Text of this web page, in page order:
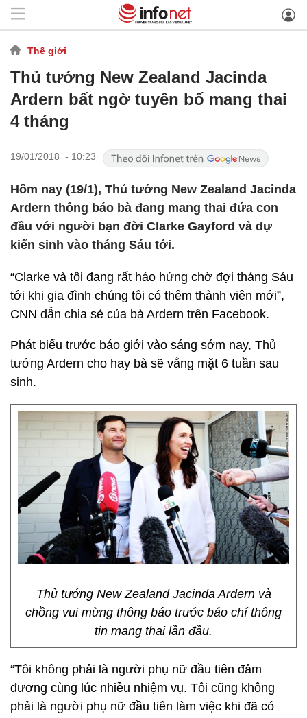
Thế giới
Thủ tướng New Zealand Jacinda
Ardern bất ngờ tuyên bố mang thai
4 tháng
19/01/2018 - 10:23
Hôm nay (19/1), Thủ tướng New Zealand Jacinda
Ardern thông báo bà đang mang thai đứa con
đầu với người bạn đời Clarke Gayford và dự
kiến sinh vào tháng Sáu tới.
“Clarke và tôi đang rất háo hứng chờ đợi tháng Sáu
tới khi gia đình chúng tôi có thêm thành viên mới”,
CNN dẫn chia sẻ của bà Ardern trên Facebook.
Phát biểu trước báo giới vào sáng sớm nay, Thủ
tướng Ardern cho hay bà sẽ vắng mặt 6 tuần sau
sinh.
Thủ tướng New Zealand Jacinda Ardern và
chồng vui mừng thông báo trước báo chí thông
tin mang thai lần đầu.
“Tôi không phải là người phụ nữ đầu tiên đảm
đương cùng lúc nhiều nhiệm vụ. Tôi cũng không
phải là người phụ nữ đầu tiên làm việc khi đã có